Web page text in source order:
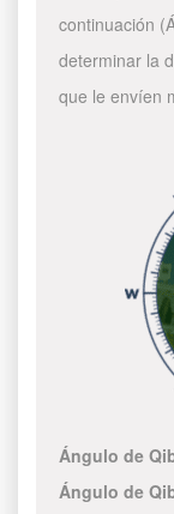
continuación
determinar la
que le envíen
Ángulo de
Ángulo de